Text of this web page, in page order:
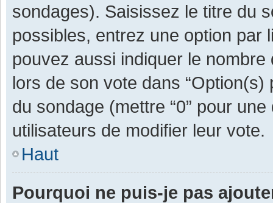
sondages). Saisissez le titre du
possibles, entrez une option par
pouvez aussi indiquer le
lors de son vote dans “Option(s)
du sondage (mettre “0” pour
utilisateurs de modifier leur vote.
Haut
Pourquoi ne puis-je pas